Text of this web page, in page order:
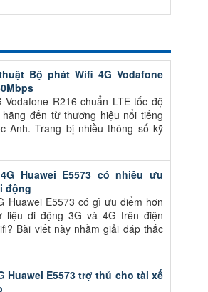
Bộ phát Wifi 4G Vodafone
Vodafone R216 chuẩn LTE tốc độ
hãng đến từ thương hiệu nổi tiếng
Anh. Trang bị nhiều thông số kỹ
Huawei E5573 có nhiều ưu
động
Huawei E5573 có gì ưu điểm hơn
liệu di động 3G và 4G trên điện
Bài viết này nhằm giải đáp thắc
Huawei E5573 trợ thủ cho tài xế